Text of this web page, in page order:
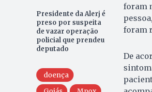
Presidente da Alerj é
preso por suspeita
de vazar operação
policial que prendeu
deputado
doença
foram
foram
De